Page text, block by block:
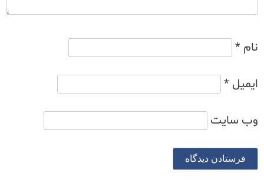
نام *
ایمیل *
وب‌ سایت